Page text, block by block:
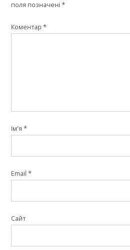
поля позначені*
Коментар*
Ім'я*
Email*
Сайт